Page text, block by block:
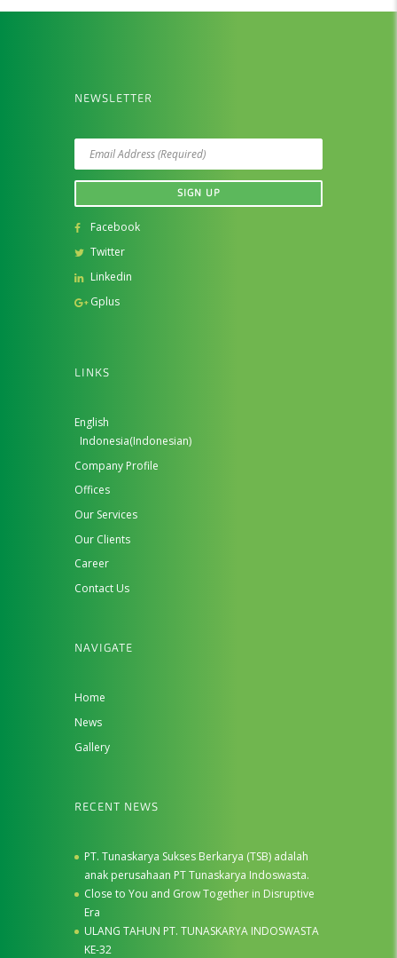
NEWSLETTER
Facebook
Twitter
Linkedin
Gplus
LINKS
English
Indonesia(Indonesian)
Company Profile
Offices
Our Services
Our Clients
Career
Contact Us
NAVIGATE
Home
News
Gallery
RECENT NEWS
PT. Tunaskarya Sukses Berkarya (TSB) adalah
anak perusahaan PT Tunaskarya Indoswasta.
Close to You and Grow Together in Disruptive
Era
ULANG TAHUN PT. TUNASKARYA INDOSWASTA
KE-32